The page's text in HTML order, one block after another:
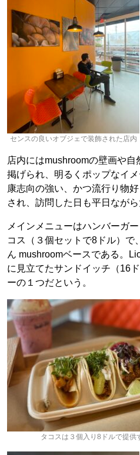
センスの良いオブジェで装飾された店内
店内にはmushroomの壁画や
掲げられ、明るくポップなイ
康志向の強い、かつ流行り物
され、訪問した日も平日ながら
メインメニューはハンバーガ
コス（３個セットで8ドル）で
ん mushroomベースである。
に見立てたサンドイッチ（16
ーの１つだという。
タコスは３個入り8ドルで提供